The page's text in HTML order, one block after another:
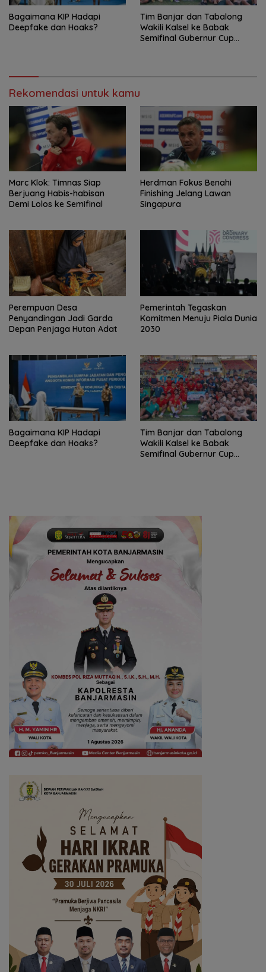
Bagaimana KIP Hadapi
Deepfake dan Hoaks?
Tim Banjar dan Tabalong
Wakili Kalsel ke Babak
Semifinal Gubernur Cup
Rekomendasi untuk kamu
Marc Klok: Timnas Siap
Berjuang Habis-habisan
Demi Lolos ke Semifinal
Herdman Fokus Benahi
Finishing Jelang Lawan
Singapura
Perempuan Desa
Penyandingan Jadi Garda
Depan Penjaga Hutan Adat
Pemerintah Tegaskan
Komitmen Menuju Piala Dunia
2030
Bagaimana KIP Hadapi
Deepfake dan Hoaks?
Tim Banjar dan Tabalong
Wakili Kalsel ke Babak
Semifinal Gubernur Cup